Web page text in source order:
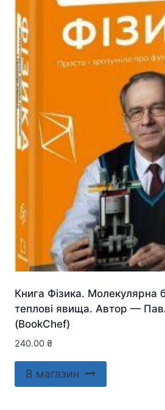
Книга Фізика. Молекулярна
теплові явища. Автор —
(BookChef)
240.00 ₴
В магазин